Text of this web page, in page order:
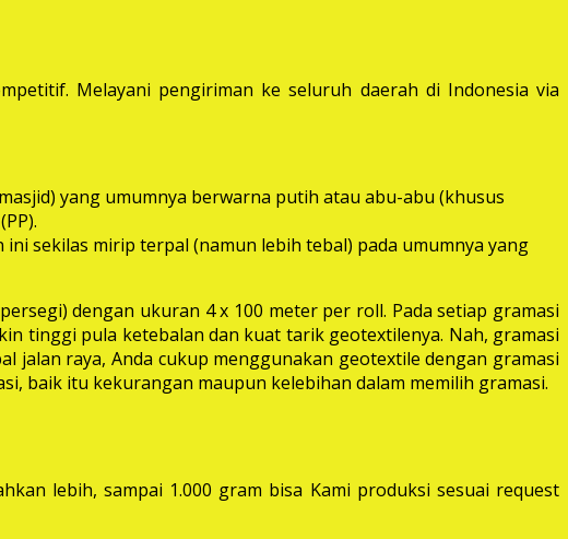
Melayani pengiriman ke seluruh daerah di Indonesia via
yang umumnya berwarna putih atau abu-abu (khusus
sekilas mirip terpal (namun lebih tebal) pada umumnya yang
dengan ukuran 4 x 100 meter per roll. Pada setiap gramasi
tinggi pula ketebalan dan kuat tarik geotextilenya. Nah, gramasi
raya, Anda cukup menggunakan geotextile dengan gramasi
baik itu kekurangan maupun kelebihan dalam memilih gramasi.
lebih, sampai 1.000 gram bisa Kami produksi sesuai request